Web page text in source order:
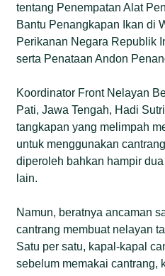
tentang Penempatan Alat
Bantu Penangkapan Ikan di
Perikanan Negara Republik
serta Penataan Andon
Koordinator Front Nelayan
Pati, Jawa Tengah, Hadi
tangkapan yang melimpah
untuk menggunakan
diperoleh bahkan hampir
lain.
Namun, beratnya ancaman
cantrang membuat nelayan
Satu per satu, kapal-kapal
sebelum memakai cantrang,